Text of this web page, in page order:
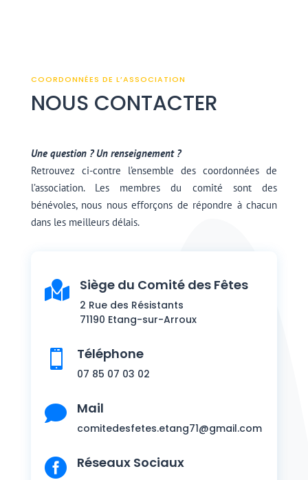
COORDONNÉES DE L’ASSOCIATION
NOUS CONTACTER
Une question ? Un renseignement ?
Retrouvez ci-contre l’ensemble des coordonnées de
l’association. Les membres du comité sont des
bénévoles, nous nous efforçons de répondre à chacun
dans les meilleurs délais.
 Siège du Comité des Fêtes
2 Rue des Résistants
71190 Etang-sur-Arroux
 Téléphone
07 85 07 03 02
 Mail
comitedesfetes.etang71@gmail.com
 Réseaux Sociaux